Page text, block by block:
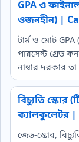
GPA ও
ওজনহীন) |
টার্ম ও মোট
পারসেন্ট গ্রেড
নাম্বার দরকার
বিচ্যুতি স্কোর
ক্যালকুলেটর |
জেড-স্কোর,